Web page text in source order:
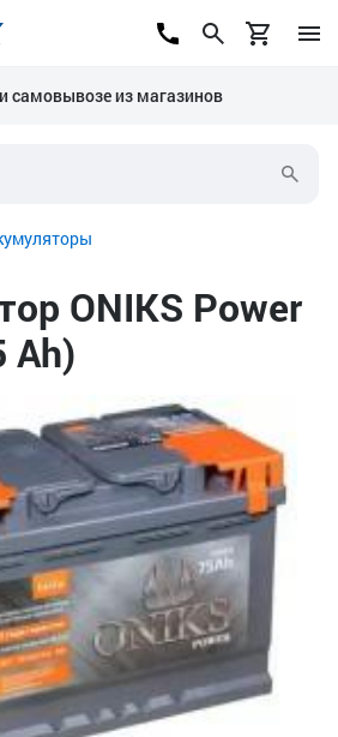
самовывозе из магазинов
ONIKS Power
Ah)